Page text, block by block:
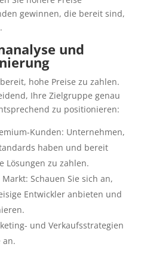
gewinnen, die bereit sind,
und
hohe Preise zu zahlen.
Ihre Zielgruppe genau
zu positionieren:
Kunden: Unternehmen,
haben und bereit
Lösungen zu zahlen.
Schauen Sie sich an,
Entwickler anbieten und
und Verkaufsstrategien
an.